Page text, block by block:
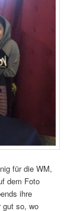
für die WM,
dem Foto
ihre
gut so, wo